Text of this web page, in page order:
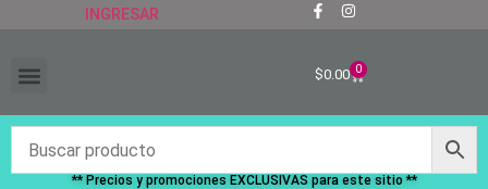
INGRESAR
$0.00 0
** Precios y promociones EXCLUSIVAS para este sitio **